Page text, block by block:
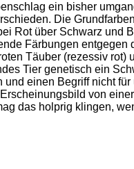
ein bisher
Die
Rot über Schwarz und
Färbungen entgegen
Täuber (rezessiv rot)
Tier genetisch ein
einen Begriff nicht
von einer
das holprig klingen,